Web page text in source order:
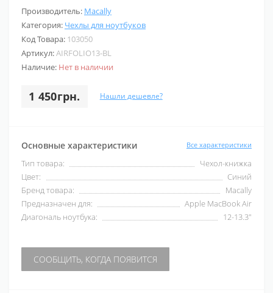
Производитель: Macally
Категория: Чехлы для ноутбуков
Код Товара: 103050
Артикул:AIRFOLIO13-BL
Наличие: Нет в наличии
1 450грн. Нашли дешевле?
Основные характеристики Все характеристики
Тип товара:
Чехол-книжка
Цвет:
Синий
Бренд товара:
Macally
Предназначен для:
Apple MacBook Air
Диагональ ноутбука:
12-13.3"
СООБЩИТЬ, КОГДА ПОЯВИТСЯ